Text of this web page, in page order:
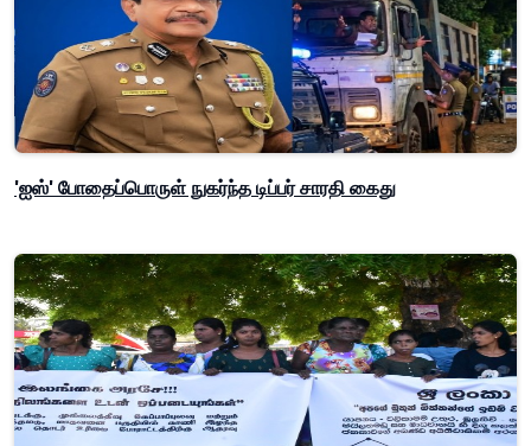
'ஐஸ்' போதைப்பொருள் நுகர்ந்த டிப்பர் சாரதி கைது